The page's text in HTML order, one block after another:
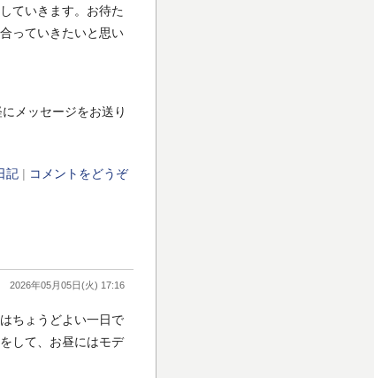
ていきます。お待た
っていきたいと思い
メッセージをお送り
記 | コメントをどうぞ
2026年05月05日(火) 17:16
ちょうどよい一日で
して、お昼にはモデ